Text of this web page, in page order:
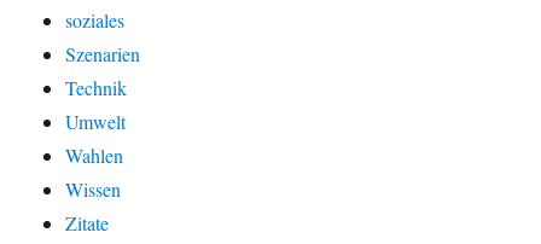
soziales
Szenarien
Technik
Umwelt
Wahlen
Wissen
Zitate